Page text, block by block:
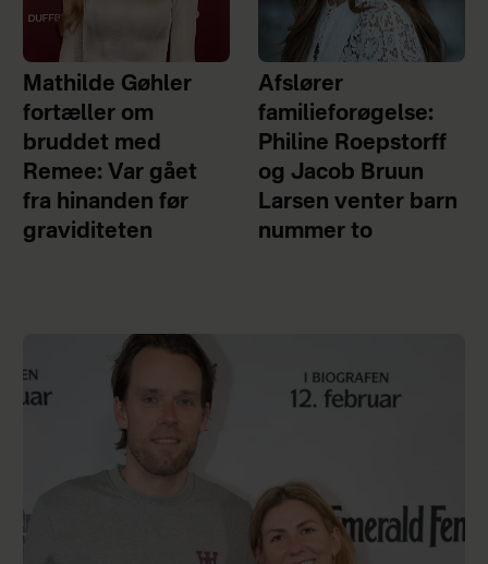
Mathilde Gøhler
fortæller om
bruddet med
Remee: Var gået
fra hinanden før
graviditeten
Afslører
familieforøgelse:
Philine Roepstorff
og Jacob Bruun
Larsen venter barn
nummer to